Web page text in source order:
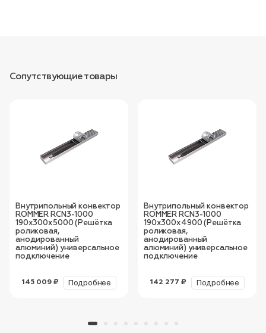
Сопутствующие товары
Внутрипольный конвектор
ROMMER RCN3-1000
190х300х5000 (Решётка
роликовая,
анодированный
алюминий) универсальное
подключение
145 009 ₽ Подробнее
Внутрипольный конвектор
ROMMER RCN3-1000
190х300х4900 (Решётка
роликовая,
анодированный
алюминий) универсальное
подключение
142 277 ₽ Подробнее